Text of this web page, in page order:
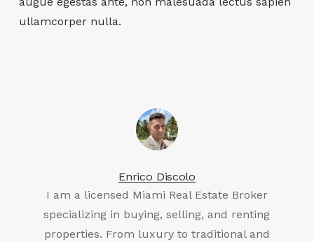
ullamcorper nulla.
Enrico Discolo
I am a licensed Miami Real Estate Broker
specializing in buying, selling, and renting
properties. From luxury to traditional and